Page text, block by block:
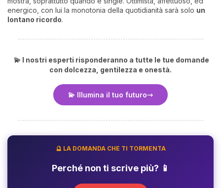
energico, con lui la monotonia della quotidianità sarà solo un
lontano ricordo.
💫 I nostri esperti risponderanno a tutte le tue domande
con dolcezza, gentilezza e onestà.
💫 Illumina il tuo futuro
🔮 LA DOMANDA CHE TI TORMENTA
Perché non ti scrive più? 📱